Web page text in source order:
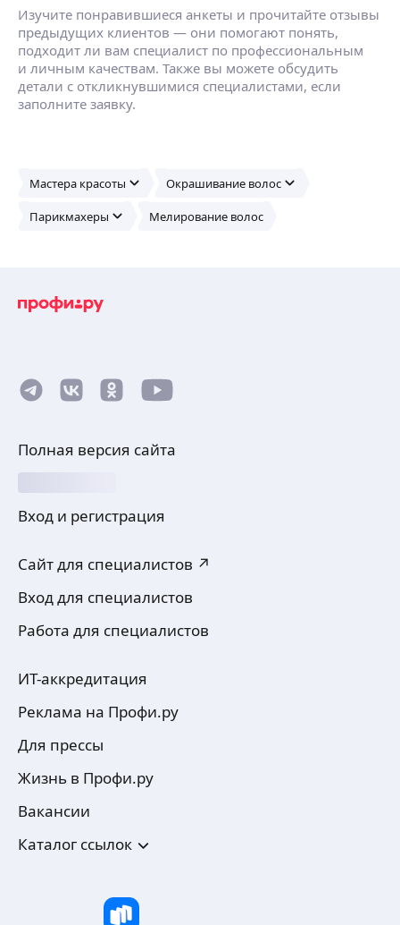
Изучите понравившиеся анкеты и прочитайте отзывы
предыдущих клиентов — они помогают понять,
подходит ли вам специалист по профессиональным
и личным качествам. Также вы можете обсудить
детали с откликнувшимися специалистами, если
заполните заявку.
Мастера красоты Окрашивание волос
Парикмахеры Мелирование волос
Полная версия сайта
Вход и регистрация
Сайт для специалистов ↗
Вход для специалистов
Работа для специалистов
ИТ-аккредитация
Реклама на Профи.ру
Для прессы
Жизнь в Профи.ру
Вакансии
Каталог ссылок